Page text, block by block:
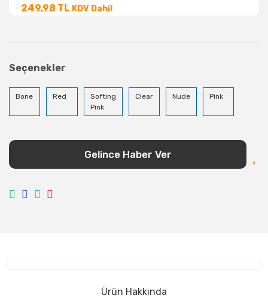
249,98 TL KDV Dahil
Seçenekler
Bone Red
Softing
Pink
Clear Nude Pink
Gelince Haber Ver
Ürün Hakkında